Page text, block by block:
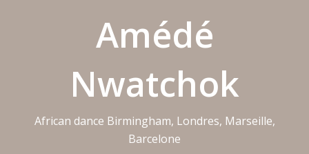
Amédé
Nwatchok
African dance Birmingham, Londres, Marseille,
Barcelone